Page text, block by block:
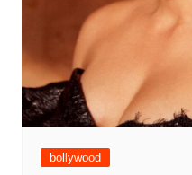
bollywood